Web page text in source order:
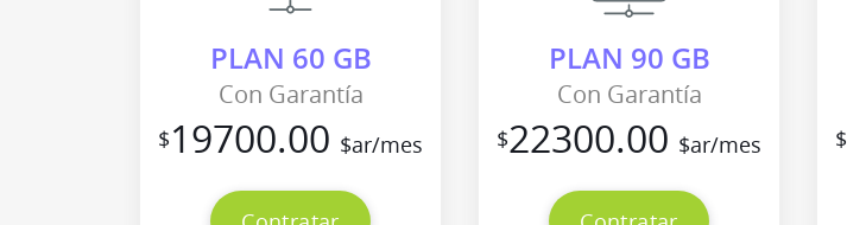
PLAN 60 GB
Con Garantía
$19700.00 $ar/mes
PLAN 90 GB
Con Garantía
$22300.00 $ar/mes $